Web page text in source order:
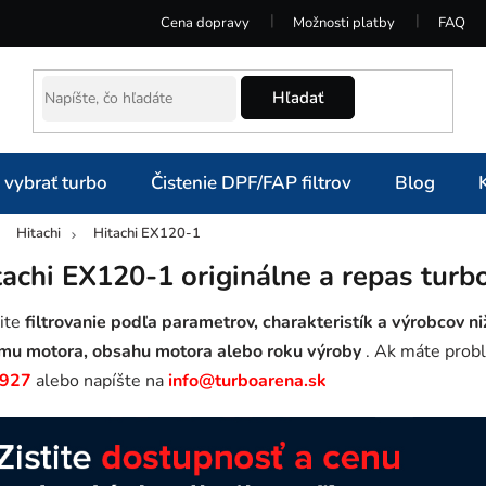
Cena dopravy Možnosti platby FAQ
Hľadať
turbo Čistenie DPF/FAP filtrov Blog
Hitachi Hitachi EX120-1
EX120-1 originálne a repas
filtrovanie podľa parametrov, charakteristík a výrobcov
motora, obsahu motora alebo roku výroby . Ak máte
alebo napíšte nainfo@turboarena.sk